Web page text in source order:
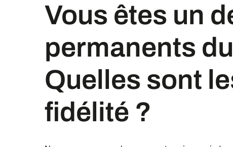
Vous êtes un des exposants
permanents
Quelles sont
fidélité ?